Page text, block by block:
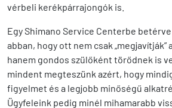
vérbeli kerékpárrajongók is.
Egy Shimano Service Centerbe
abban, hogy ott nem csak „megjavítják”
hanem gondos szülőként törődnek is
mindent megteszünk azért, hogy
figyelmet és a legjobb minőségű
Ügyfeleink pedig minél mihamarabb